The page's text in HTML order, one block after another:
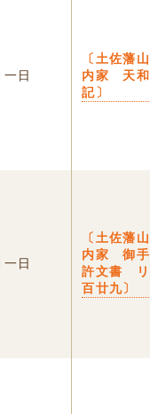
日
〔土佐藩山
内家 天和
記〕
日
〔土佐藩山
内家 御手
許文書 リ
百廿九〕